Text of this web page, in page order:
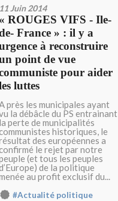
11 Juin 2014
« ROUGES VIFS - Ile-
France » : il y a
à reconstruire
point de vue
pour aider
luttes
près les municipales ayant
la débâcle du PS entrainant
la perte de municipalités
historiques, le
des européennes a
le rejet par notre
(et tous les peuples
de la politique
au profit exclusif du...
#Actualité politique